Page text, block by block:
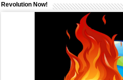
Revolution Now!